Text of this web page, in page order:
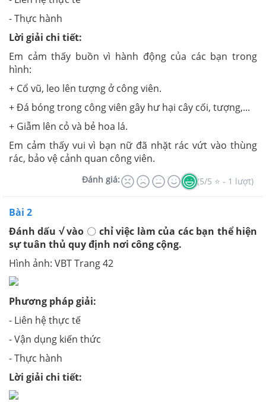
- Thực hành
Lời giải chi tiết:
Em cảm thấy buồn vì hành động của các bạn trong
hình:
+ Cổ vũ, leo lên tượng ở công viên.
+ Đá bóng trong công viên gây hư hại cây cối, tượng,...
+ Giẫm lên cỏ và bẻ hoa lá.
Em cảm thấy vui vì bạn nữ đã nhặt rác vứt vào thùng
rác, bảo vệ cảnh quan công viên.
Đánh giá: (5/5 ⭐ - 1 lượt)
Bài 2
Đánh dấu √ vào 〇 chỉ việc làm của các bạn thể hiện
sự tuân thủ quy định nơi công cộng.
Hình ảnh: VBT Trang 42
Phương pháp giải:
- Liên hệ thực tế
- Vận dụng kiến thức
- Thực hành
Lời giải chi tiết: